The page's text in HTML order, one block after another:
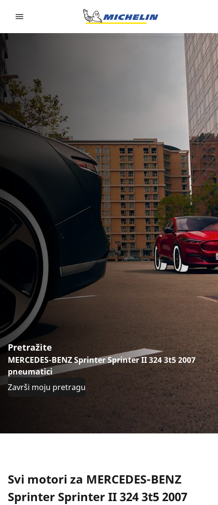
Pretražite
MERCEDES-BENZ Sprinter Sprinter II 324 3t5 2007
pneumatici
Završi moju pretragu
Svi motori za MERCEDES-BENZ
Sprinter Sprinter II 324 3t5 2007